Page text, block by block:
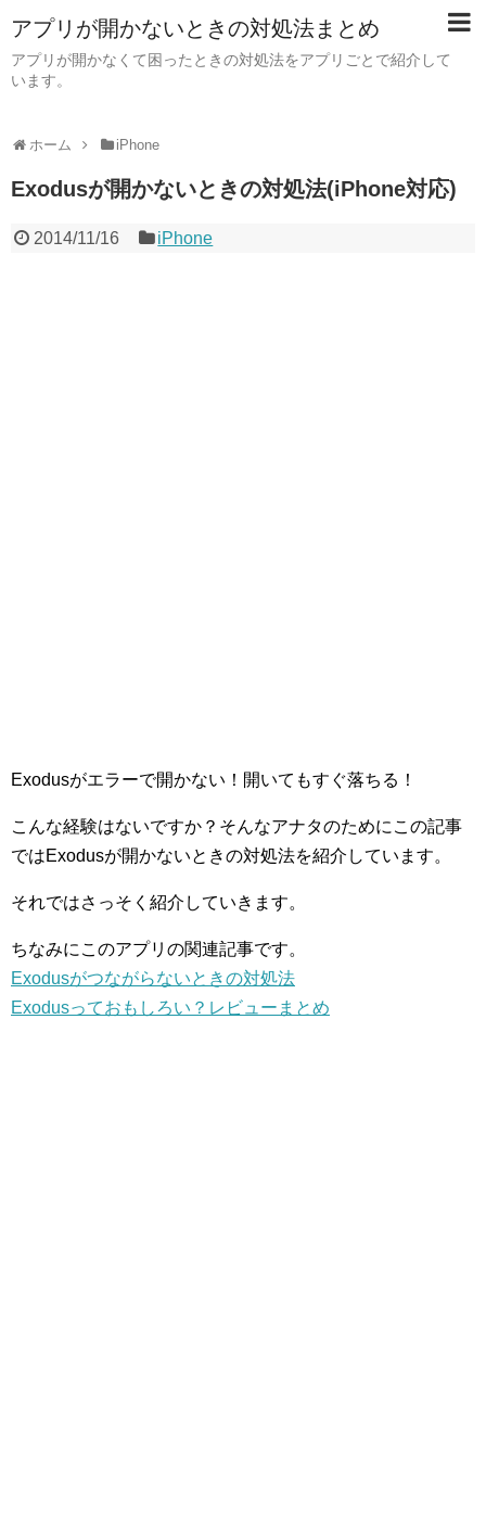
アプリが開かないときの対処法まとめ
アプリが開かなくて困ったときの対処法をアプリごとで紹介して
います。
ホーム iPhone
Exodusが開かないときの対処法(iPhone対応)
2014/11/16 iPhone
Exodusがエラーで開かない！開いてもすぐ落ちる！
こんな経験はないですか？そんなアナタのためにこの記事
ではExodusが開かないときの対処法を紹介しています。
それではさっそく紹介していきます。
ちなみにこのアプリの関連記事です。
Exodusがつながらないときの対処法
Exodusっておもしろい？レビューまとめ